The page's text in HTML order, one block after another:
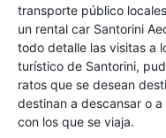
transporte público
un rental car Santorini
todo detalle las visitas a
turístico de Santorini,
ratos que se desean
destinan a descansar o
con los que se viaja.